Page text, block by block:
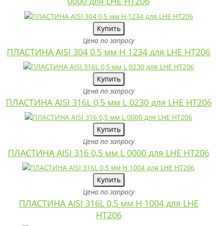
Купить
Цена по запросу
ПЛАСТИНА AISI 304 0,5 мм H 1234 для LHE HT206
Купить
Цена по запросу
ПЛАСТИНА AISI 316L 0,5 мм L 0230 для LHE HT206
Купить
Цена по запросу
ПЛАСТИНА AISI 316 0,5 мм L 0000 для LHE HT206
Купить
Цена по запросу
ПЛАСТИНА AISI 316L 0,5 мм H 1004 для LHE
HT206